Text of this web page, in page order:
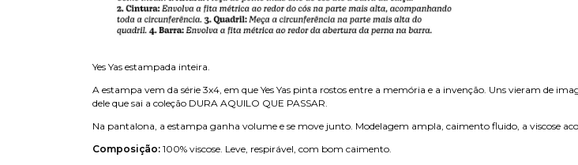
Yes Yas estampada inteira.
A estampa vem da série 3x4, em que Yes Yas pinta rostos entre a memória e a invenção. Uns vieram de
dele que sai a coleção DURA AQUILO QUE PASSAR.
Na pantalona, a estampa ganha volume e se move junto. Modelagem ampla, caimento fluido, a viscose
Composição: 100% viscose. Leve, respirável, com bom caimento.